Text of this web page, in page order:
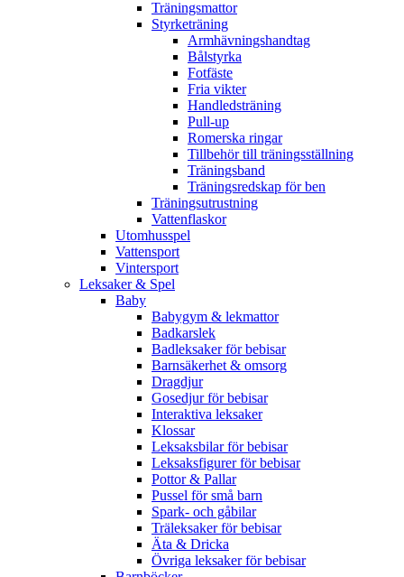
Träningsmattor
Styrketräning
Armhävningshandtag
Bålstyrka
Fotfäste
Fria vikter
Handledsträning
Pull-up
Romerska ringar
Tillbehör till träningsställning
Träningsband
Träningsredskap för ben
Träningsutrustning
Vattenflaskor
Utomhusspel
Vattensport
Vintersport
Leksaker & Spel
Baby
Babygym & lekmattor
Badkarslek
Badleksaker för bebisar
Barnsäkerhet & omsorg
Dragdjur
Gosedjur för bebisar
Interaktiva leksaker
Klossar
Leksaksbilar för bebisar
Leksaksfigurer för bebisar
Pottor & Pallar
Pussel för små barn
Spark- och gåbilar
Träleksaker för bebisar
Äta & Dricka
Övriga leksaker för bebisar